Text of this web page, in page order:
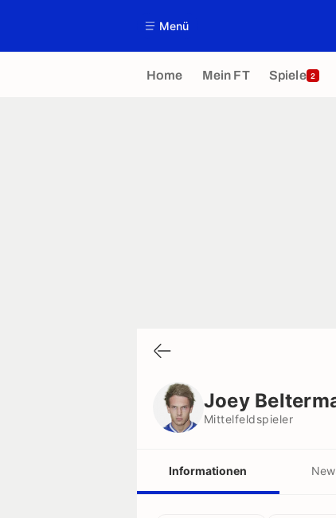
Menü
Home Mein FT Spiele 2
Joey
Mittelfeldspieler
Informationen